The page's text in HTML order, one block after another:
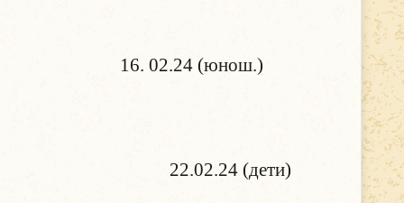
16. 02.24 (юнош.)
23 февраля. 22.02.24 (дети)